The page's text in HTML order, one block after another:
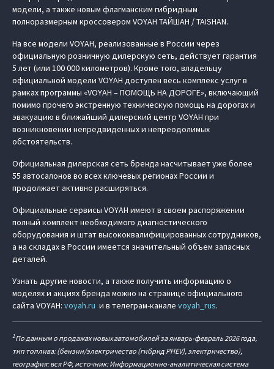
модели, а также новым флагманским гибридным
полноразмерным кроссовером VOYAH ТАЙШАН / TAISHAN.
На все модели VOYAH, реализованные в России через
официальную розничную дилерскую сеть, действует гарантия
5 лет (или 100 000 километров). Кроме того, владельцу
официальной модели VOYAH доступен весь комплекс услуг в
рамках программы «VOYAH – ПОМОЩЬ НА ДОРОГЕ», включающий
помимо прочего экстренную техническую помощь на дорогах и
эвакуацию в ближайший дилерский центр VOYAH при
возникновении непредвиденных и непреодолимых
обстоятельств.
Официальная дилерская сеть бренда насчитывает уже более
55 автосалонов во всех ключевых регионах России и
продолжает активно расширяться.
Официальные сервисы VOYAH имеют в своем распоряжении
полный комплект необходимого диагностического
оборудования и штат высококвалифицированных сотрудников,
а на складах в России имеется значительный объем запасных
деталей.
Узнать другие новости, а также получить информацию о
моделях и акциях бренда можно на странице официального
сайта VOYAH: voyah.ru и в телеграм-канале voyah_rus.
1По данным о продажах новых автомобилей за январь-февраль 2026 года,
тип топлива: (бензин/электричество (гибрид PHEV), электричество),
география: вся РФ, источник: Информационно-аналитическая система